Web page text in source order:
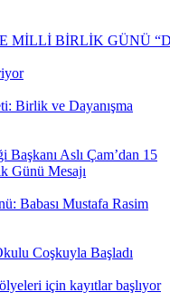
MİLLİ BİRLİK GÜNÜ
Birlik ve Dayanışma
Başkanı Aslı Çam’dan 15
Günü Mesajı
Babası Mustafa Rasim
Coşkuyla Başladı
için kayıtlar başlıyor